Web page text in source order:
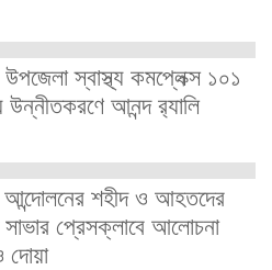
উপজেলা স্বাস্থ্য কমপ্লেক্স ১০১
উন্নীতকরণে আনন্দ র‍্যালি
শহীদ ও আহতদের
সাভার প্রেসক্লাবে আলোচনা
দোয়া